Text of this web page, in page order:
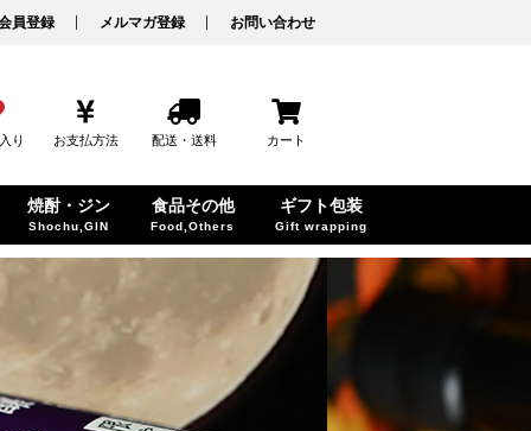
員登録 メルマガ登録 お問い合わせ
り お支払方法 配送・送料 カート
焼酎・ジン
Shochu,GIN
食品その他
Food,Others
ギフト包装
Gift wrapping